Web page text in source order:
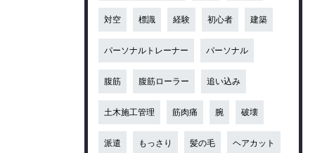
対空 標識 経験 初心者 建築
パーソナルトレーナー パーソナル
腹筋 腹筋ローラー 追い込み
土木施工管理 筋肉痛 腕 破壊
派遣 もっさり 髪の毛 ヘアカット